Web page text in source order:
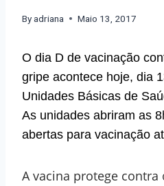
Byadriana Maio 13, 2017
O dia D de vacinação
gripe acontece hoje, dia
Unidades Básicas de
As unidades abriram as
abertas para vacinação
A vacina protege